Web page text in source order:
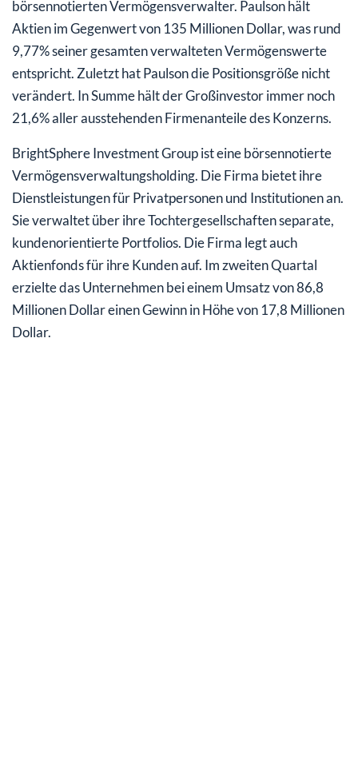
börsennotierten Vermögensverwalter. Paulson hält
Aktien im Gegenwert von 135 Millionen Dollar, was rund
9,77% seiner gesamten verwalteten Vermögenswerte
entspricht. Zuletzt hat Paulson die Positionsgröße nicht
verändert. In Summe hält der Großinvestor immer noch
21,6% aller ausstehenden Firmenanteile des Konzerns.
BrightSphere Investment Group ist eine börsennotierte
Vermögensverwaltungsholding. Die Firma bietet ihre
Dienstleistungen für Privatpersonen und Institutionen an.
Sie verwaltet über ihre Tochtergesellschaften separate,
kundenorientierte Portfolios. Die Firma legt auch
Aktienfonds für ihre Kunden auf. Im zweiten Quartal
erzielte das Unternehmen bei einem Umsatz von 86,8
Millionen Dollar einen Gewinn in Höhe von 17,8 Millionen
Dollar.